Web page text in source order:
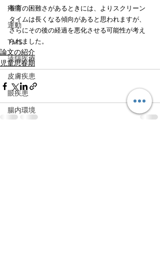
疼痛
運動
TMS
遠隔医療
皮膚疾患
眼疾患
腸内環境
養育の困難さがあるときには、よりスクリーン
タイムは長くなる傾向があると思われますが、
さらにその後の経過を悪化させる可能性が考え
られました。
論文の紹介
児童思春期